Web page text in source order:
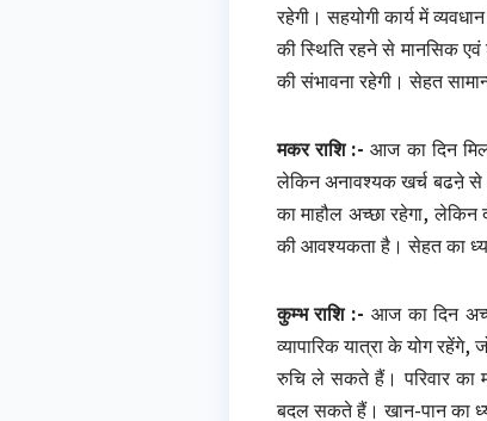
रहेगी। सहयोगी कार्य में
की स्थिति रहने से मानसिक
की संभावना रहेगी। सेहत
मकर राशि :- आज का दिन
लेकिन अनावश्यक खर्च बढऩे से
का माहौल अच्छा रहेगा,
की आवश्यकता है। सेहत का
कुम्भ राशि :- आज का दिन
व्यापारिक यात्रा के योग रहेंगे,
रुचि ले सकते हैं। परिवार का
बदल सकते हैं। खान-पान का